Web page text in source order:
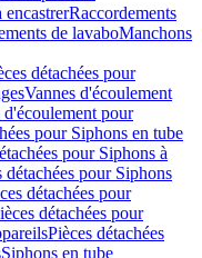
encastrerRaccordements
de lavaboManchons
détachées pour
Vannes d'écoulement
d'écoulement pour
pour Siphons en tube
pour Siphons à
détachées pour Siphons
détachées pour
détachées pour
Pièces détachées
Siphons en tube